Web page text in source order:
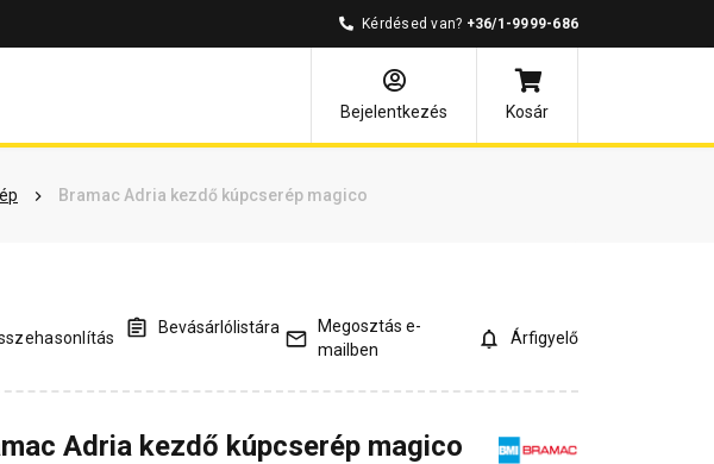
Kérdésed van? +36/1-9999-686
Bejelentkezés
Kosár
Bramac Adria kezdő kúpcserép magico
Vásárlói vélemények Kérdések és válaszok
Bevásárlólistára
Megosztás e-
mailben
Árfigyelő
Adria kezdő kúpcserép magico